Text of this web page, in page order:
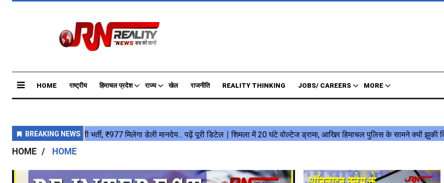
HOME राष्ट्रीय हिमाचल प्रदेश राज्य खेल राजनीति REALITY THINKING JOBS/ CAREERS MORE
HOME HOME